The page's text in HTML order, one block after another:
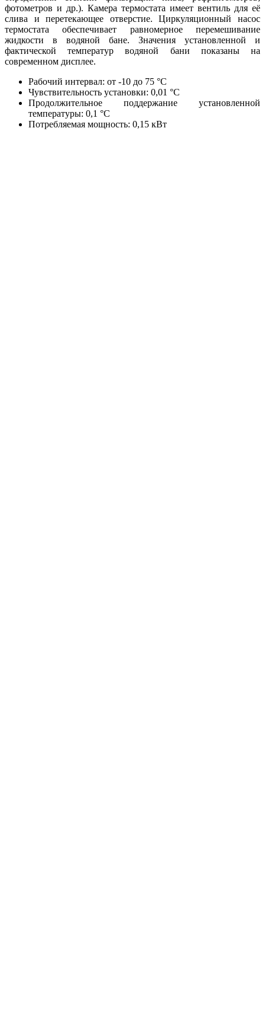
фотометров и др.). Камера термостата имеет вентиль для её
слива и перетекающее отверстие. Циркуляционный насос
термостата обеспечивает равномерное перемешивание
жидкости в водяной бане. Значения установленной и
фактической температур водяной бани показаны на
современном дисплее.
Рабочий интервал: от -10 до 75 °C
Чувствительность установки: 0,01 °C
Продолжительное поддержание установленной
температуры: 0,1 °C
Потребляемая мощность: 0,15 кВт